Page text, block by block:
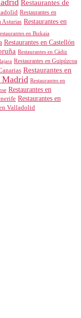
Restaurantes de
Restaurantes en
Asturias Restaurantes en
en Bizkaia
Restaurantes en Castellón
Restaurantes en Cádiz
Restaurantes en Guipúzcoa
Restaurantes en
Madrid Restaurantes en
Restaurantes en
Restaurantes en
Valladolid